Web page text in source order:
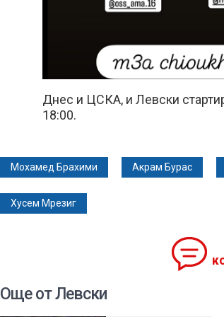
Днес и ЦСКА, и Левски
18:00.
Мохамед Брахими Акрам Бурас
Хусем Мрезиг
Още от Левски